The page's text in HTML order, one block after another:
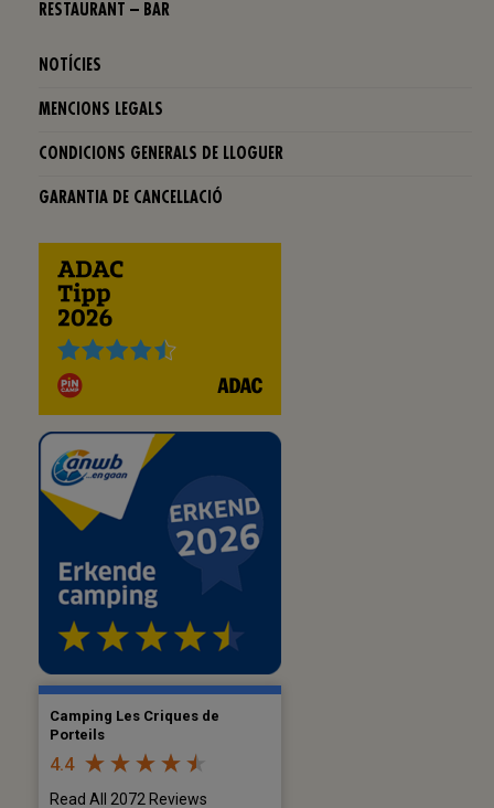
RESTAURANT – BAR
NOTÍCIES
MENCIONS LEGALS
CONDICIONS GENERALS DE LLOGUER
GARANTIA DE CANCELLACIÓ
Camping Les Criques de
Porteils
4.4
Read All 2072 Reviews